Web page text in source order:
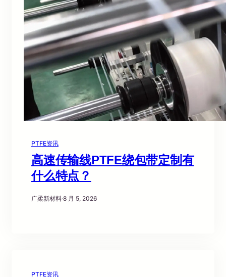
PTFE资讯
高速传输线PTFE绕包带定制有
什么特点？
广柔新材料·8 月 5, 2026
PTFE资讯